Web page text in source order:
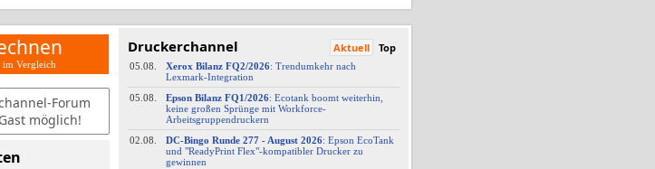
im Vergleich
Forum
möglich!
Druckerchannel Aktuell Top
05.08. Xerox Bilanz FQ2/2026: Trendumkehr nach
Lexmark-​Integration
05.08.
Epson Bilanz FQ1/2026: Ecotank boomt weiterhin,
keine großen Sprünge mit Workforce-​
Arbeitsgruppendruckern
02.08.
DC-​Bingo Runde 277 -​ August 2026: Epson EcoTank
und "ReadyPrint Flex"-​kompatibler Drucker zu
gewinnen